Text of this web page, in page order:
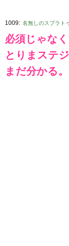
1009: 名無しのスプラト
必須じゃな
とりまステ
まだ分かる。